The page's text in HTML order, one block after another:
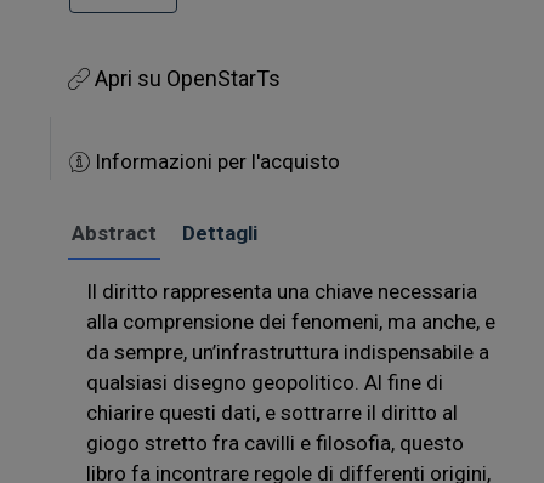
Apri su OpenStarTs
Informazioni per l'acquisto
Abstract Dettagli
Il diritto rappresenta una chiave necessaria
alla comprensione dei fenomeni, ma anche, e
da sempre, un’infrastruttura indispensabile a
qualsiasi disegno geopolitico. Al fine di
chiarire questi dati, e sottrarre il diritto al
giogo stretto fra cavilli e filosofia, questo
libro fa incontrare regole di differenti origini,